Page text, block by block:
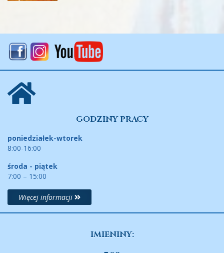
GODZINY PRACY
poniedziałek-wtorek
8:00-16:00
środa - piątek
7:00 – 15:00
Więcej informacji
IMIENINY: